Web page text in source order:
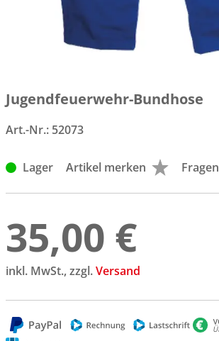
Jugendfeuerwehr-Bundhose
Art.-Nr.: 52073
Lager Artikel merken
35,00 €
inkl. MwSt., zzgl.Versand